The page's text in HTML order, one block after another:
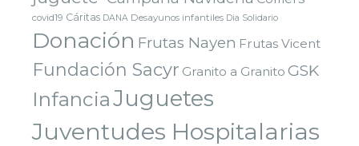
covid19 Cáritas DANA Desayunos infantiles Dia Solidario
Donación Frutas Nayen Frutas Vicent
Fundación Sacyr Granito a Granito GSK
InfanciaJuguetes
Juventudes Hospitalarias